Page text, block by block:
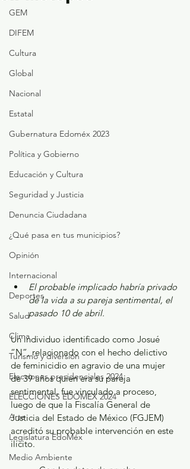
GEM
DIFEM
Cultura
Global
Nacional
Estatal
Gubernatura Edoméx 2023
Política y Gobierno
Educación y Cultura
Seguridad y Justicia
Denuncia Ciudadana
¿Qué pasa en tus municipios?
Opinión
Internacional
Deportes
Salud
Clima
Turismo y diversión
Elecciones presidenciales 2024
ELECCIONES EDOMEX 2024
Arte
Legislatura EdoMéx
Medio Ambiente
El probable implicado habría privado
de la vida a su pareja sentimental, el
pasado 10 de abril.
Un individuo identificado como Josué
“N”, relacionado con el hecho delictivo
de feminicidio en agravio de una mujer
de 39 años quien era su pareja
sentimental, fue vinculado a proceso,
luego de que la Fiscalía General de
Justicia del Estado de México (FGJEM)
acreditó su probable intervención en este
ilícito.